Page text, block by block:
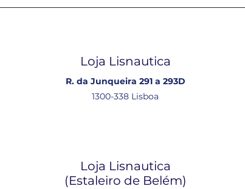
Loja Lisnautica
R. da Junqueira 291 a 293D
1300-338 Lisboa
Loja Lisnautica
(Estaleiro de Belém​)